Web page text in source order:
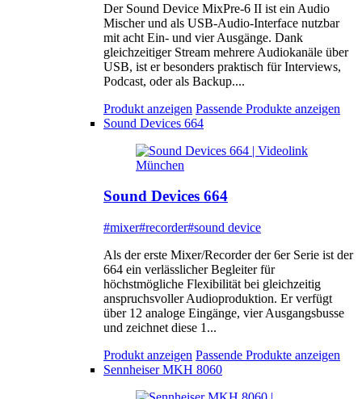
Der Sound Device MixPre-6 II ist ein Audio
Mischer und als USB-Audio-Interface nutzbar
mit acht Ein- und vier Ausgänge. Dank
gleichzeitiger Stream mehrere Audiokanäle über
USB, ist er besonders praktisch für Interviews,
Podcast, oder als Backup....
Produkt anzeigen Passende Produkte anzeigen
Sound Devices 664
Sound Devices 664
#mixer#recorder#sound device
Als der erste Mixer/Recorder der 6er Serie ist der
664 ein verlässlicher Begleiter für
höchstmögliche Flexibilität bei gleichzeitig
anspruchsvoller Audioproduktion. Er verfügt
über 12 analoge Eingänge, vier Ausgangsbusse
und zeichnet diese 1...
Produkt anzeigen Passende Produkte anzeigen
Sennheiser MKH 8060